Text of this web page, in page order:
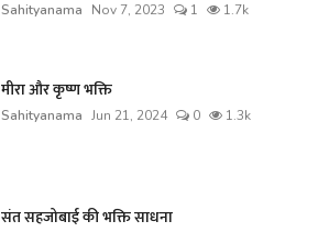
Sahityanama Nov 7, 2023 1 1.7k
मीरा और कृष्ण भक्ति
Sahityanama Jun 21, 2024 0 1.3k
संत सहजोबाई की भक्ति साधना